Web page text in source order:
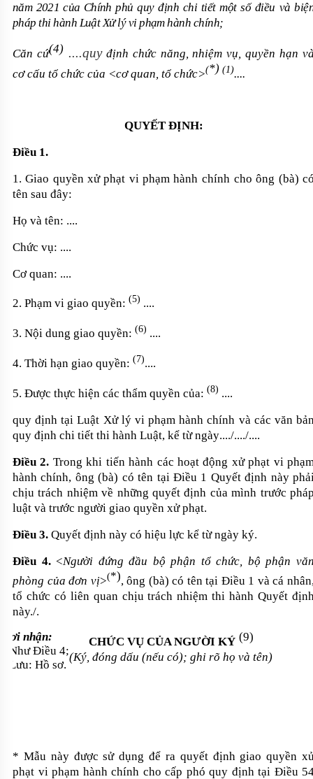
năm 2021của Chínhphủ quy định chi tiết một số điều và
pháp thi hành Luật Xử lý vi phạm hành chính;
Căn cứ(4)....quyđịnh chức năng, nhiệm vụ, quyền hạn
cơ cấu tổ chức của <cơ quan, tổ chức>(*) (1)....
QUYẾT ĐỊNH:
Điều 1.
1 .Giao quyền xử phạt vi phạm hành chính cho ông (bà)
tên sau đây:
Họ và tên: ....
Chức vụ: ....
Cơ quan: ....
2. Phạm vi giao quyền: (5) ....
3. Nội dung giao quyền: (6) ....
4. Thời hạn giao quyền: (7)....
5. Được thực hiện các thẩm quyền của: (8) ....
quy định tại Luật Xử lý vi phạm hành chính và các văn
quy định chi tiết thi hành Luật, kể từ ngày..../..../....
Điều 2. Trong khi tiến hành các hoạt động xử phạt vi
hành chính, ông (bà) có tên tại Điều 1 Quyết định này
chịu trách nhiệm về những quyết định của mình trước
luật và trước người giao quyền xử phạt.
Điều 3. Quyết định này có hiệu lực kể từ ngày ký.
Điều 4. <Người đứng đầu bộ phận tổ chức, bộ phận
phòng của đơn vị>(*), ông (bà) có tên tại Điều 1 và cá
tổ chức có liên quan chịu trách nhiệm thi hành Quyết
này./.
Nơi nhận:
- Như Điều 4;
- Lưu: Hồ sơ.
CHỨC VỤ CỦA NGƯỜI KÝ (9)
(Ký, đóng dấu (nếu có); ghi rõ họ và tên)
* Mẫu này được sử dụng để raquyết địnhgiao quyền
phạt vi phạm hành chính cho cấp phó quy định tại Điều